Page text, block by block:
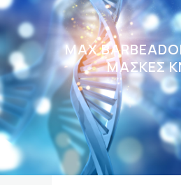
MAX
ΜΆΣΚΕΣ